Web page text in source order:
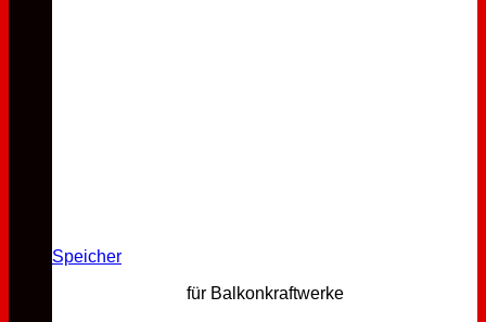
Speicher
für Balkonkraftwerke